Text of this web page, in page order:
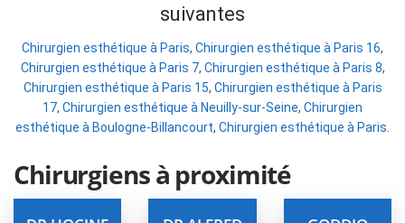
suivantes
Chirurgien esthétique à Paris, Chirurgien esthétique à Paris 16,
Chirurgien esthétique à Paris 7, Chirurgien esthétique à Paris 8,
Chirurgien esthétique à Paris 15, Chirurgien esthétique à Paris
17, Chirurgien esthétique à Neuilly-sur-Seine, Chirurgien
esthétique à Boulogne-Billancourt, Chirurgien esthétique à Paris.
Chirurgiens à proximité